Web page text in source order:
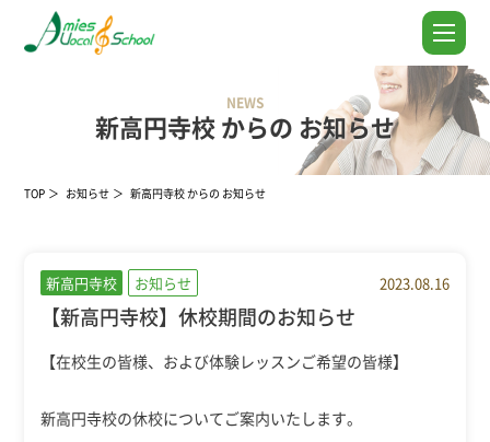
NEWS
新高円寺校 からの お知らせ
TOP お知らせ 新高円寺校 からの お知らせ
新高円寺校 お知らせ 2023.08.16
【新高円寺校】休校期間のお知らせ
【在校生の皆様、および体験レッスンご希望の皆様】
新高円寺校の休校についてご案内いたします。